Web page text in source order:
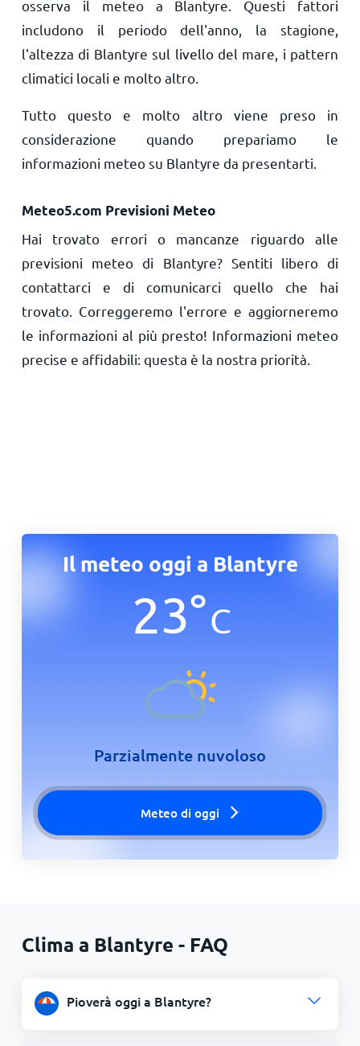
osserva il meteo a Blantyre. Questi fattori
includono il periodo dell'anno, la stagione,
l'altezza di Blantyre sul livello del mare, i pattern
climatici locali e molto altro.
Tutto questo e molto altro viene preso in
considerazione quando prepariamo le
informazioni meteo su Blantyre da presentarti.
Meteo5.com Previsioni Meteo
Hai trovato errori o mancanze riguardo alle
previsioni meteo di Blantyre? Sentiti libero di
contattarci e di comunicarci quello che hai
trovato. Correggeremo l'errore e aggiorneremo
le informazioni al più presto! Informazioni meteo
precise e affidabili: questa è la nostra priorità.
Il meteo oggi a Blantyre
23°C
Parzialmente nuvoloso
Meteo di oggi
Clima a Blantyre - FAQ
Pioverà oggi a Blantyre?